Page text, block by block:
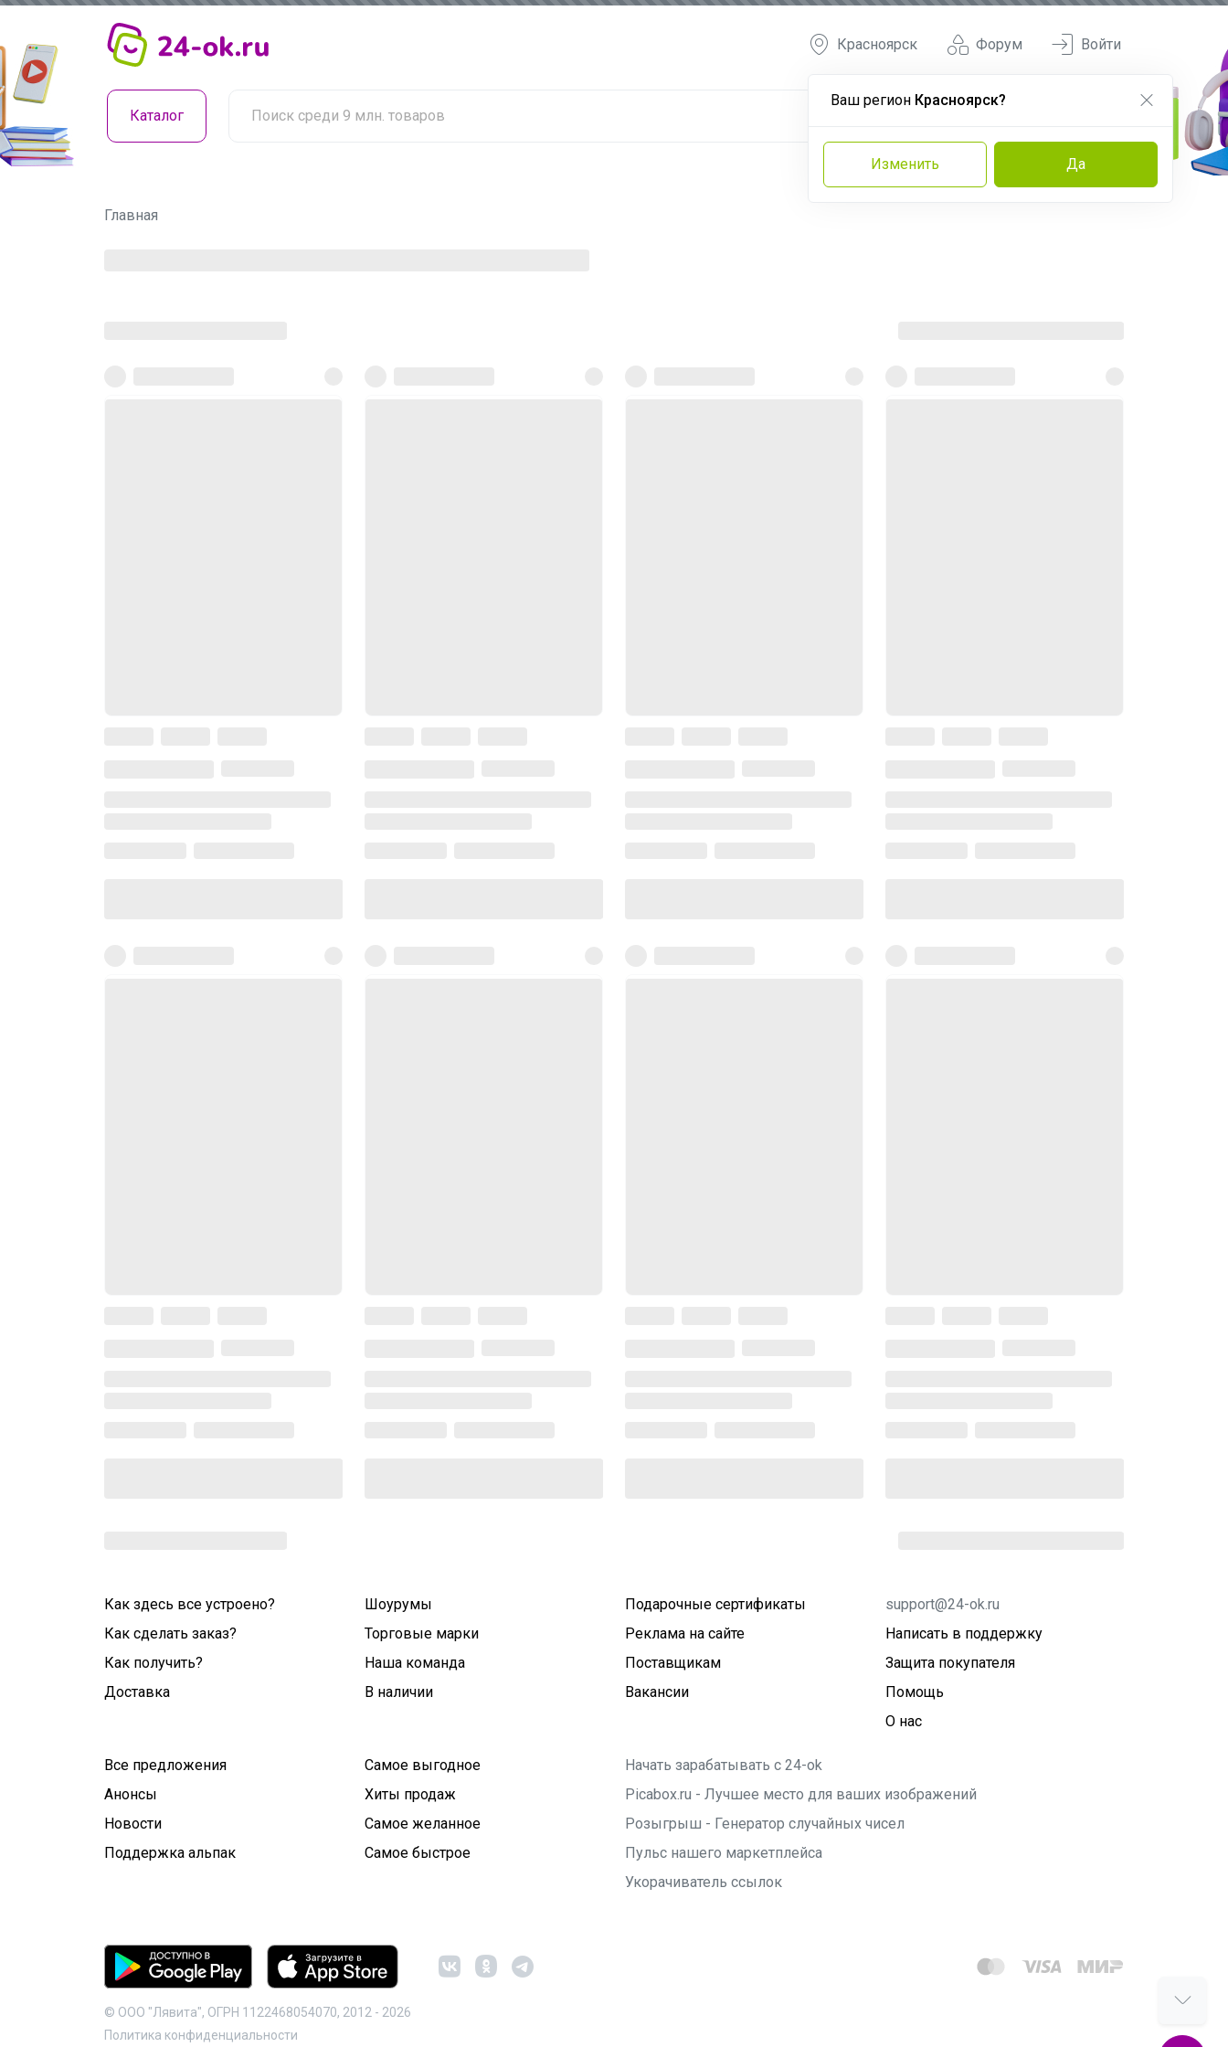
Форум
Красноярск
Ваш регион Красноярск?
Изменить Да
Войти
Каталог
Главная
Как здесь все устроено?
Как сделать заказ?
Как получить?
Доставка
Шоурумы
Торговые марки
Наша команда
В наличии
Подарочные сертификаты
Реклама на сайте
Поставщикам
Вакансии
support@24-ok.ru
Написать в поддержку
Защита покупателя
Помощь
О нас
Все предложения
Анонсы
Новости
Поддержка альпак
Самое выгодное
Хиты продаж
Самое желанное
Самое быстрое
Начать зарабатывать с 24-ok
Picabox.ru - Лучшее место для ваших изображений
Розыгрыш - Генератор случайных чисел
Пульс нашего маркетплейса
Укорачиватель ссылок
© ООО "Лявита", ОГРН 1122468054070, 2012 - 2026
Политика конфиденциальности